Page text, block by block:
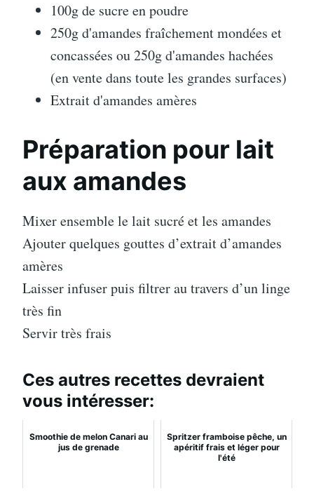
100g de sucre en poudre
250g d'amandes fraîchement mondées et
concassées ou 250g d'amandes hachées
(en vente dans toute les grandes surfaces)
Extrait d'amandes amères
Préparation pour lait
aux amandes
Mixer ensemble le lait sucré et les amandes
Ajouter quelques gouttes d’extrait d’amandes
amères
Laisser infuser puis filtrer au travers d’un linge
très fin
Servir très frais
Ces autres recettes devraient
vous intéresser:
Smoothie de melon Canari au
jus de grenade
Spritzer framboise pêche, un
apéritif frais et léger pour
l'été